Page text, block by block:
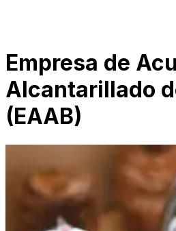
Empresa de
Alcantarillado
(EAAB)